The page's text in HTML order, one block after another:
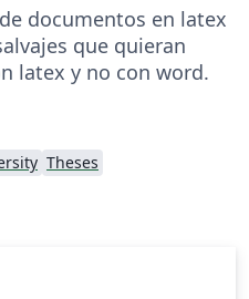
documentos en latex
que quieran
latex y no con word.
Theses